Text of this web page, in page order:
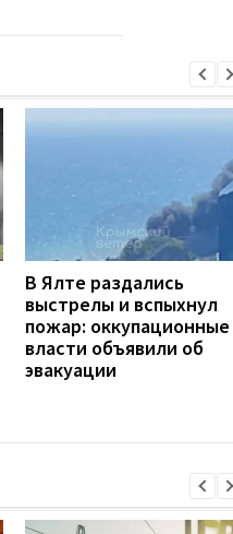
В Ялте раздались
выстрелы и вспыхнул
пожар: оккупационные
власти объявили об
эвакуации